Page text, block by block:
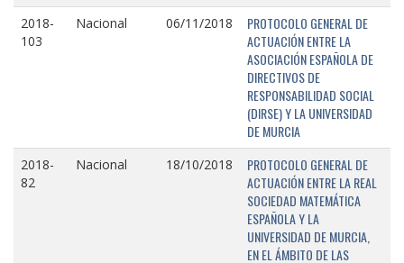
2018-
103
Nacional 06/11/2018
PROTOCOLO GENERAL DE
ACTUACIÓN ENTRE LA
ASOCIACIÓN ESPAÑOLA DE
DIRECTIVOS DE
RESPONSABILIDAD SOCIAL
(DIRSE) Y LA UNIVERSIDAD
DE MURCIA
2018-
82
Nacional 18/10/2018
PROTOCOLO GENERAL DE
ACTUACIÓN ENTRE LA REAL
SOCIEDAD MATEMÁTICA
ESPAÑOLA Y LA
UNIVERSIDAD DE MURCIA,
EN EL ÁMBITO DE LAS